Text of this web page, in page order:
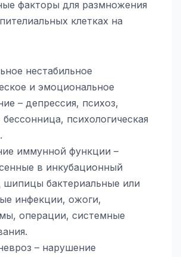
факторы для размножения
клетках на
нестабильное
и эмоциональное
– депрессия, психоз,
бессонница, психологическая
иммунной функции –
в инкубационный
шипицы бактериальные или
инфекции, ожоги,
операции, системные
– нарушение